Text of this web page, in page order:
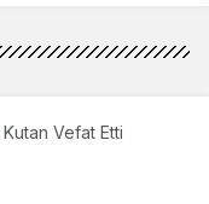
Vefat Etti